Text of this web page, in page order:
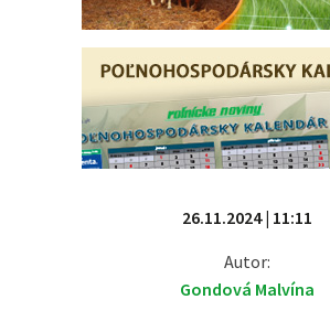
26.11.2024 | 11:11
Autor:
Gondová Malvína